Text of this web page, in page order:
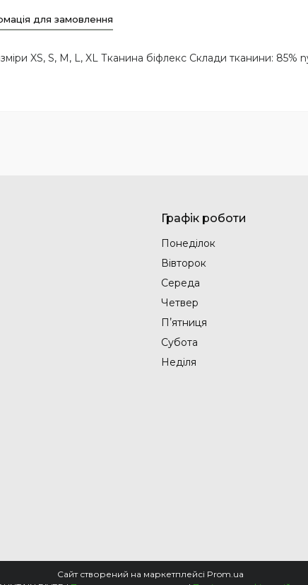
для замовлення
XS, S, M, L, XL Тканина біфлекс Склади тканини: 85%
Графік роботи
Понеділок
Вівторок
Середа
Четвер
Пʼятниця
Субота
Неділя
Сайт створений на маркетплейсі Prom.ua